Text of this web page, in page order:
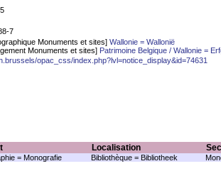
7
Monuments et sites] Wallonie = Wallonië
Monuments et sites] Patrimoine Belgique / Wallonie =
opac_css/index.php?lvl=notice_display&id=74631
Localisation
= Monografie Bibliothèque = Bibliotheek